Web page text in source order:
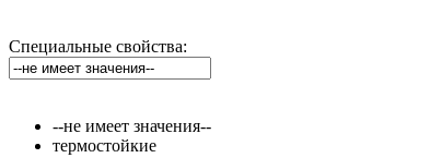
Специальные свойства:
--не имеет значения--
термостойкие